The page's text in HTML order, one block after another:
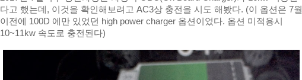
다고 했는데, 이것을 확인해보려고 AC3상 충전을 시도 해봤다. (이 옵션은 7월
이전에 100D 에만 있었던 high power charger 옵션이었다. 옵션 미적용시
10~11kw 속도로 충전된다)